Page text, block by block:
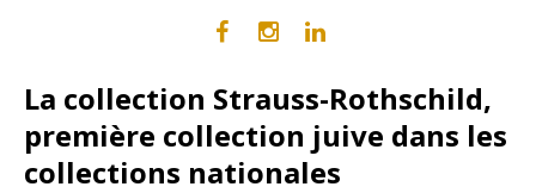
La collection Strauss-Rothschild,
première collection juive dans les
collections nationales